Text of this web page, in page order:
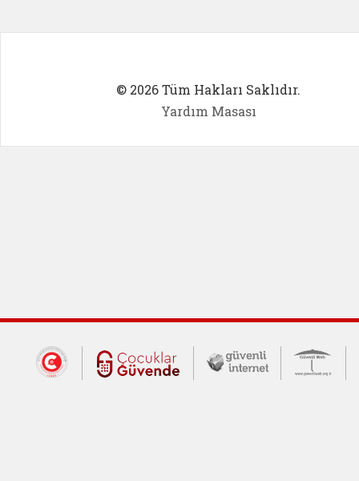
© 2026 Tüm Hakları Saklıdır.
Yardım Masası
Dış Bağlantılar
Cumhurbaşkanlığı İletişim Merkezi
Çocuklar Güvende (yeni
Güvenli